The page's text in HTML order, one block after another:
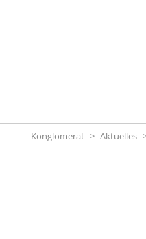
Konglomerat Aktuelles